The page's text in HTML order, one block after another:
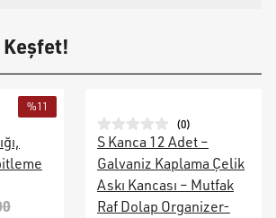
%11
(0)
S Kanca 12 Adet –
Galvaniz Kaplama Çelik
Askı Kancası – Mutfak
Raf Dolap Organizer-